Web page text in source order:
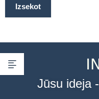
Izsekot
Jūsu ideja